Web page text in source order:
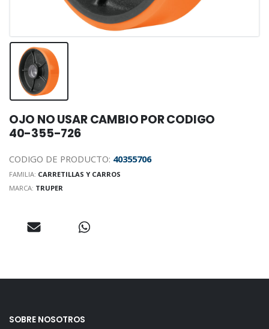
OJO NO USAR CAMBIO POR CODIGO
40-355-726
CODIGO DE PRODUCTO: 40355706
FAMILIA: CARRETILLAS Y CARROS
MARCA: TRUPER
SOBRE NOSOTROS